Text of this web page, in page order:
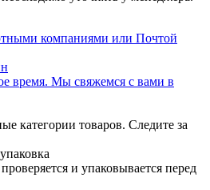
компаниями или Почтой
время. Мы свяжемся с вами в
категории товаров. Следите за
и упаковывается перед